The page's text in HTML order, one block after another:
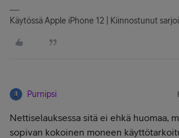
Käytössä Apple iPhone 12 | Kiinnostunut
Purnipsi
Nettiselauksessa sitä ei ehkä huomaa,
sopivan kokoinen moneen